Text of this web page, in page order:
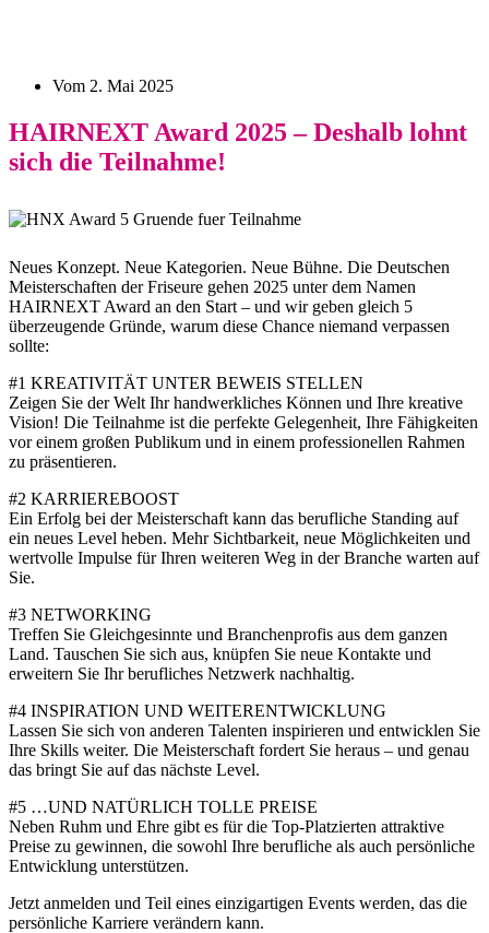
Vom 2. Mai 2025
HAIRNEXT Award 2025 – Deshalb lohnt
sich die Teilnahme!
Neues Konzept. Neue Kategorien. Neue Bühne. Die Deutschen
Meisterschaften der Friseure gehen 2025 unter dem Namen
HAIRNEXT Award an den Start – und wir geben gleich 5
überzeugende Gründe, warum diese Chance niemand verpassen
sollte:
#1 KREATIVITÄT UNTER BEWEIS STELLEN
Zeigen Sie der Welt Ihr handwerkliches Können und Ihre kreative
Vision! Die Teilnahme ist die perfekte Gelegenheit, Ihre Fähigkeiten
vor einem großen Publikum und in einem professionellen Rahmen
zu präsentieren.
#2 KARRIEREBOOST
Ein Erfolg bei der Meisterschaft kann das berufliche Standing auf
ein neues Level heben. Mehr Sichtbarkeit, neue Möglichkeiten und
wertvolle Impulse für Ihren weiteren Weg in der Branche warten auf
Sie.
#3 NETWORKING
Treffen Sie Gleichgesinnte und Branchenprofis aus dem ganzen
Land. Tauschen Sie sich aus, knüpfen Sie neue Kontakte und
erweitern Sie Ihr berufliches Netzwerk nachhaltig.
#4 INSPIRATION UND WEITERENTWICKLUNG
Lassen Sie sich von anderen Talenten inspirieren und entwicklen Sie
Ihre Skills weiter. Die Meisterschaft fordert Sie heraus – und genau
das bringt Sie auf das nächste Level.
#5 …UND NATÜRLICH TOLLE PREISE
Neben Ruhm und Ehre gibt es für die Top-Platzierten attraktive
Preise zu gewinnen, die sowohl Ihre berufliche als auch persönliche
Entwicklung unterstützen.
Jetzt anmelden und Teil eines einzigartigen Events werden, das die
persönliche Karriere verändern kann.